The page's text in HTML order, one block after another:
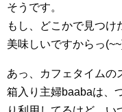
そうです。
もし、どこかで見つけ
美味しいですからっ
あっ、カフェタイムの
箱入り主婦baabaは、